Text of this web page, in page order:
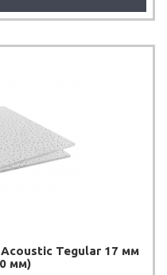
Tegular 17 мм
мм)